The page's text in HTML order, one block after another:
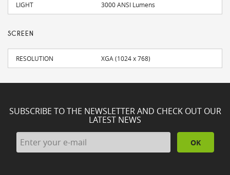
LIGHT 3000 ANSI Lumens
SCREEN
RESOLUTION XGA (1024 x 768)
SUBSCRIBE TO THE NEWSLETTER AND CHECK OUT OUR
LATEST NEWS
OK